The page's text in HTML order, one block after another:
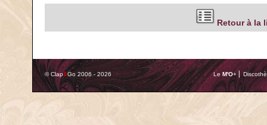
Retour à la
© Clap&Go 2006 - 2026 Le M'O+ ⎢